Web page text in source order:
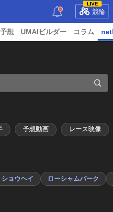
LIVE
競輪
予想 UMAIビルダー コラム
予想動画 レース映像
ショウヘイ ローシャムパーク